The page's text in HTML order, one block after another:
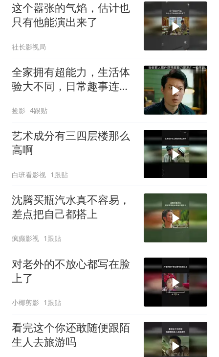
这个嚣张的气焰，估计也
只有他能演出来了
社长影视局
全家拥有超能力，生活体
验大不同，日常趣事连连
捡影 4跟贴
艺术成分有三四层楼那么
高啊
白班看影视 1跟贴
沈腾买瓶汽水真不容易，
差点把自己都搭上
疯癫影视 1跟贴
对老外的不放心都写在脸
上了
小椰剪影 1跟贴
看完这个你还敢随便跟陌
生人去旅游吗